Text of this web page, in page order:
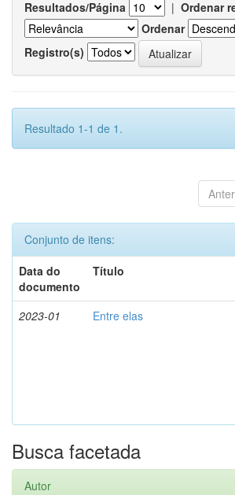
Resultados/Página | Ordenar
Ordenar
Registro(s)
Resultado 1-1 de 1.
Conjunto de itens:
Data do
documento
Título
2023-01 Entre elas
Busca facetada
Autor